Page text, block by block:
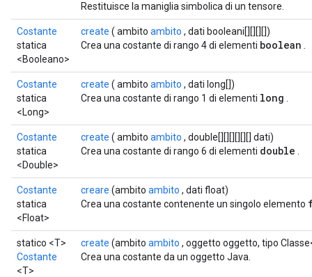
Restituisce la maniglia simbolica di un tensore.
Costante
statica
<Booleano>
create ( ambito ambito , dati booleani[][][][])
Crea una costante di rango 4 di elementi boolean
Costante
statica
<Long>
create ( ambito ambito , dati long[])
Crea una costante di rango 1 di elementi long
Costante
statica
<Double>
create ( ambito ambito , double[][][][][][] dati)
Crea una costante di rango 6 di elementi double
Costante
statica
<Float>
creare (ambito ambito , dati float)
Crea una costante contenente un singolo elemento
statico <T>
Costante
<T>
create (ambito ambito , oggetto oggetto, tipo
Crea una costante da un oggetto Java.